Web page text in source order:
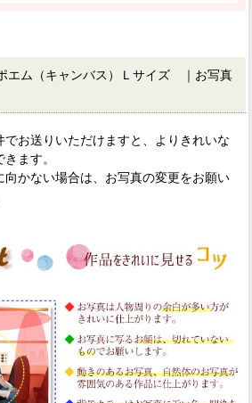
エム（キャンバス）Ｌサイズ ｜お写真
でお送りいただけますと、よりきれいな
ます。
向かない場合は、お写真の変更をお願い